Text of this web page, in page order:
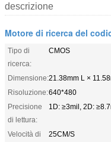
descrizione
Motore di ricerca del
Tipo di
ricerca:
CMOS
Dimensione:21.38mm L ×
Risoluzione:640*480
Precisione
di lettura:
1D: ≥3mil, 2D:
Velocità di
25CM/S